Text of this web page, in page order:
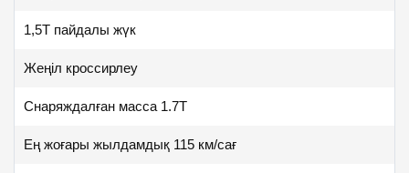
1,5Т пайдалы жүк
Жеңіл кроссирлеу
Снаряждалған масса 1.7T
Ең жоғары жылдамдық 115 км/сағ